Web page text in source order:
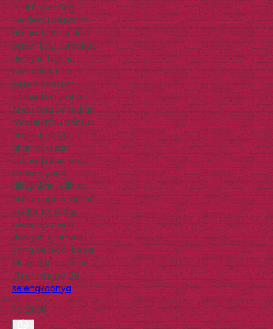
Jual Paper Bag
Terdekat Custom
Harga Terbaik Jual
paper bag terdekat
dengan bahan
bervariasi bisa
pesan custom
sesuai kebutuhan.
Anda bisa tentukan
model atau bentuk
paper bag yang
akan dipesan
sesuai kreasi atau
konsep yang
diinginkan. Pilihan
bahan untuk warna
coklat tersedia
beberapa jenis
dengan gramasi
yang bereda-beda.
Mulai dari samson
70 gr hingga 80…
selengkapnya
Rp 2.850